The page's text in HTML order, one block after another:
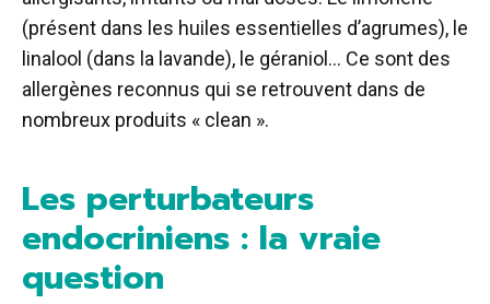
(présent dans les huiles essentielles d’agrumes), le
linalool (dans la lavande), le géraniol… Ce sont des
allergènes reconnus qui se retrouvent dans de
nombreux produits « clean ».
Les perturbateurs
endocriniens : la vraie
question